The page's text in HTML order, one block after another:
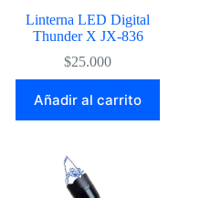
Linterna LED Digital
Thunder X JX-836
$25.000
Añadir al carrito